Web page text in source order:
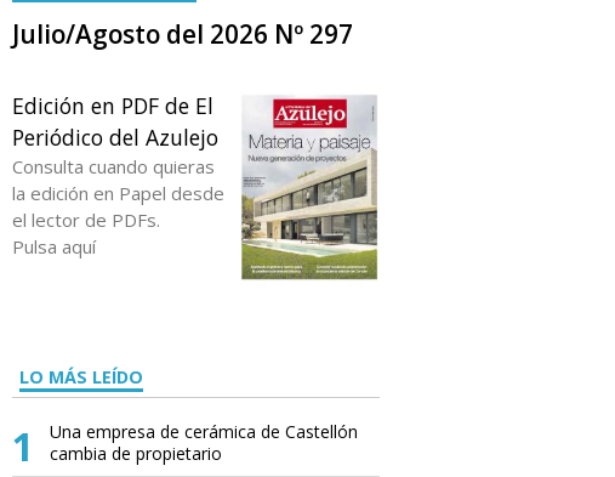
Julio/Agosto del 2026 Nº 297
Edición en PDF de El
Periódico del Azulejo
Consulta cuando quieras
la edición en Papel desde
el lector de PDFs.
Pulsa aquí
LO MÁS LEÍDO
1
Una empresa de cerámica de Castellón
cambia de propietario